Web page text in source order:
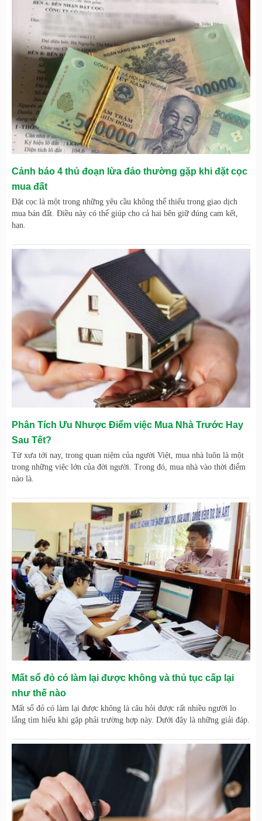
Cảnh báo 4 thủ đoạn lừa đảo thường gặp khi đặt cọc
mua đất
Đặt cọc là một trong những yêu cầu không thể thiếu trong giao dịch
mua bán đất. Điều này có thể giúp cho cả hai bên giữ đúng cam kết,
hạn.
Phân Tích Ưu Nhược Điểm việc Mua Nhà Trước Hay
Sau Tết?
Từ xưa tới nay, trong quan niệm của người Việt, mua nhà luôn là một
trong những việc lớn của đời người. Trong đó, mua nhà vào thời điểm
nào là.
Mất sổ đỏ có làm lại được không và thủ tục cấp lại
như thế nào
Mất sổ đỏ có làm lại được không là câu hỏi được rất nhiều người lo
lắng tìm hiểu khi gặp phải trường hợp này. Dưới đây là những giải đáp.